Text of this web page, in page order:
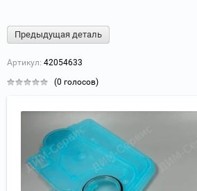
Предыдущая деталь
Артикул: 42054633
(0 голосов)